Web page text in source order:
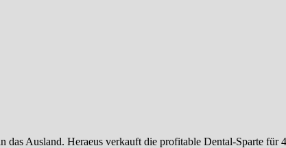
das Ausland. Heraeus verkauft die profitable Dental-Sparte